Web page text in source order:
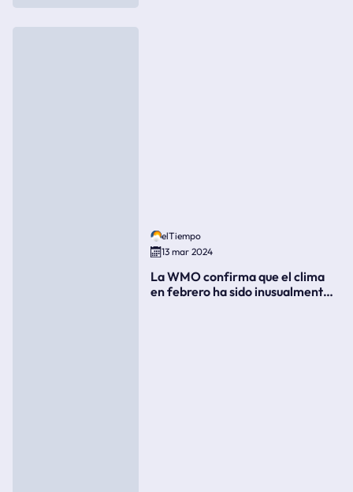
elTiempo
13 mar 2024
La WMO confirma que el clima
en febrero ha sido inusualmente